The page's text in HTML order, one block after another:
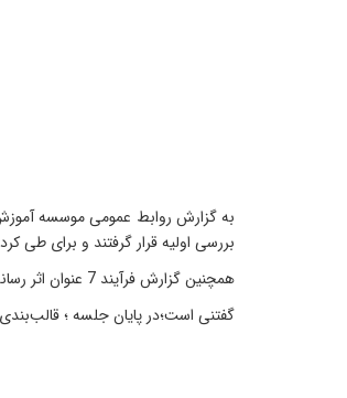
بررسی اولیه قرار گرفتند و برای طی
همچنین گزارش فرآیند 7 عنوان اثر رسانه‌ای که مراحل بررسی را به‌طور کامل پشت سر گذاشته و به نتیجه نهایی رسیده بودند، ارائه شد.
گفتنی است؛در پایان جلسه ؛